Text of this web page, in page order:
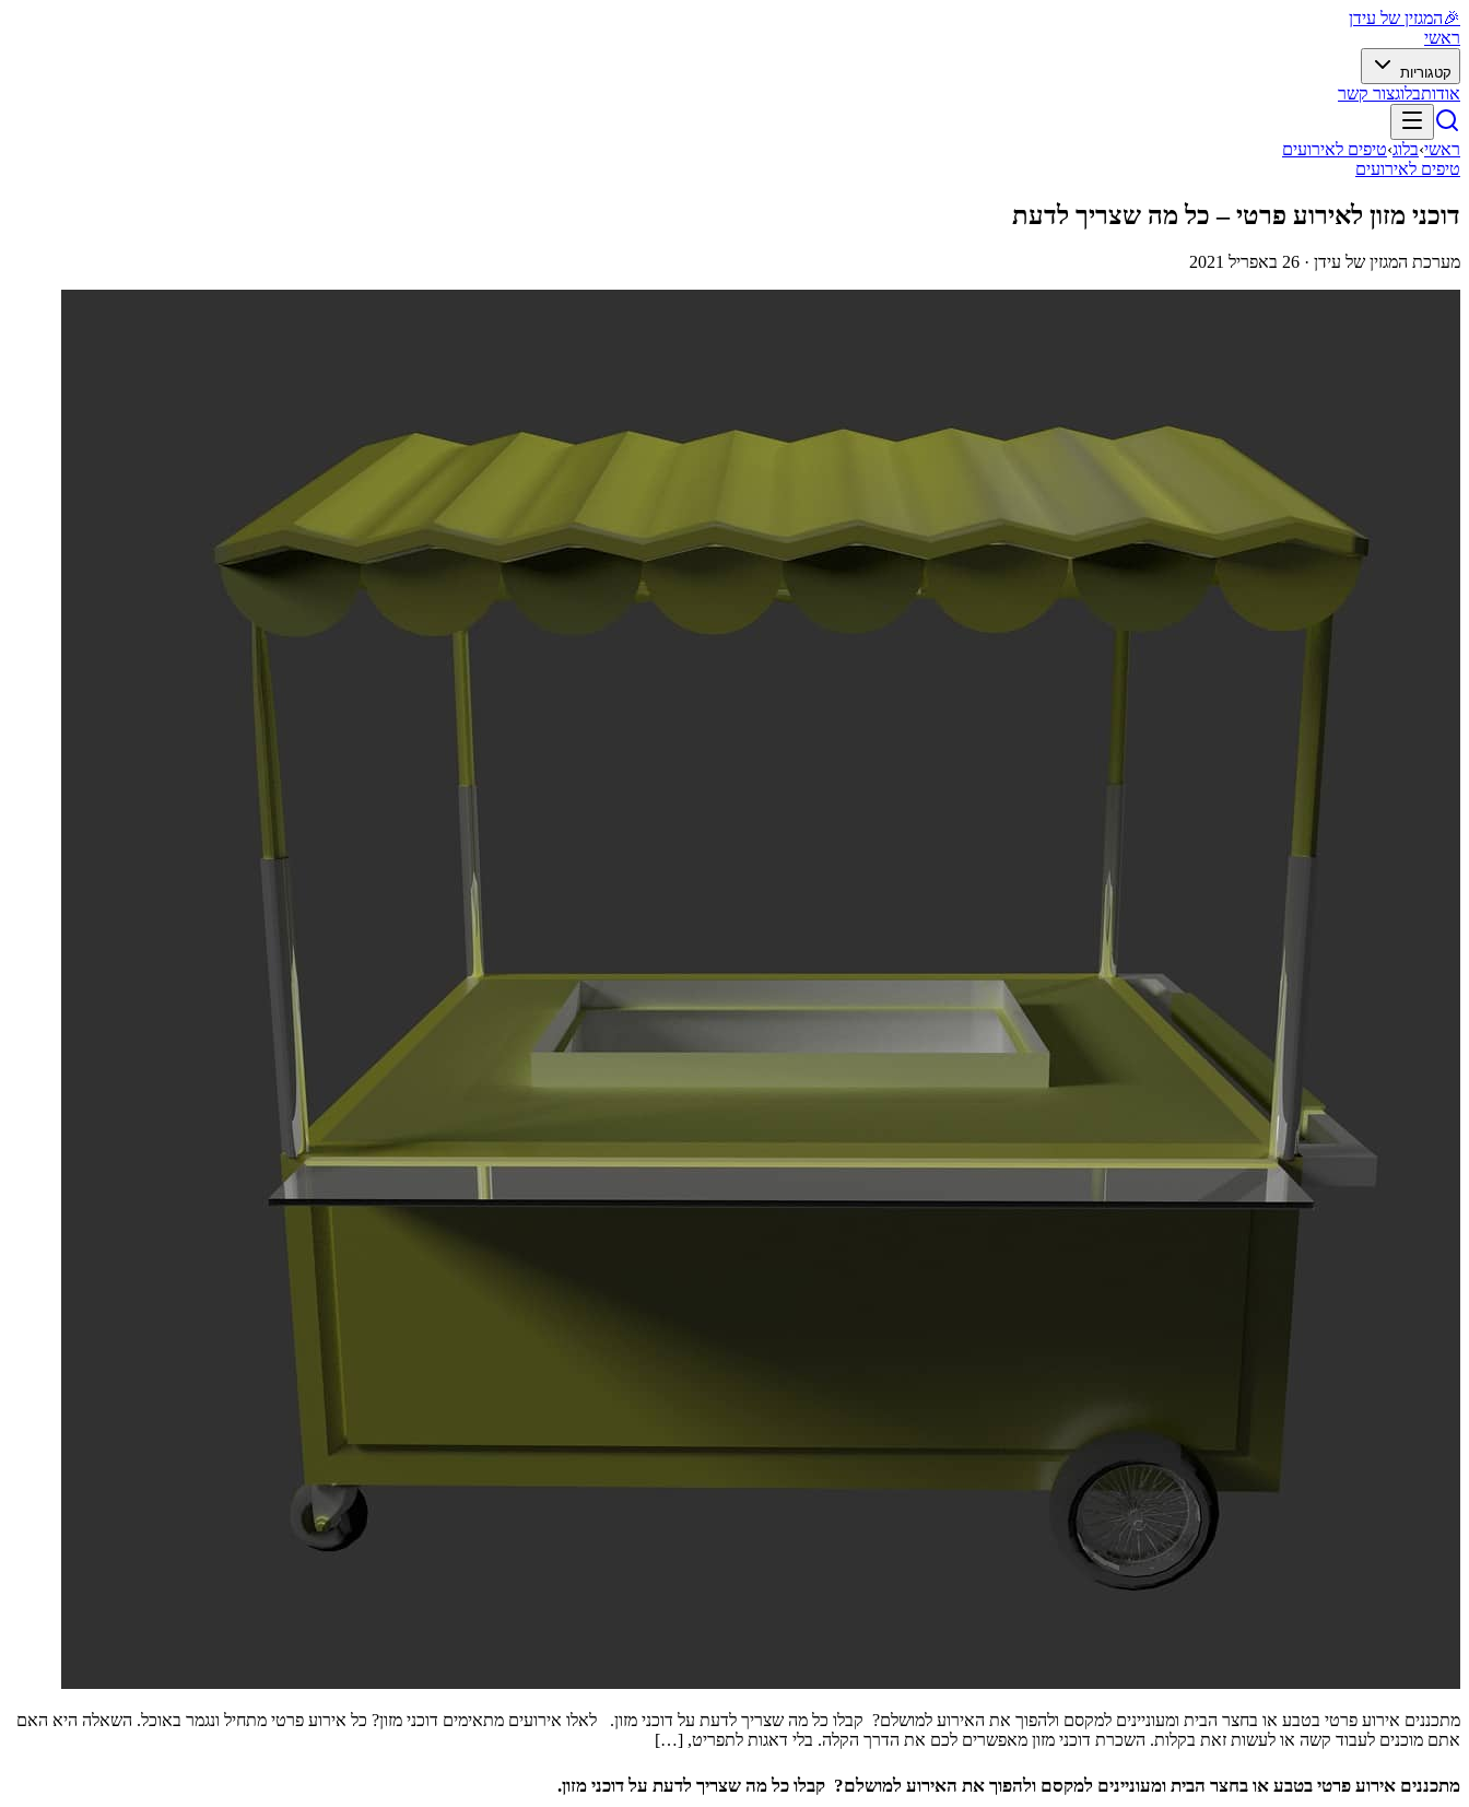
🎉המגזין של עידן
ראשי
קטגוריות
אודותבלוגצור קשר
ראשי›בלוג›טיפים לאירועים
טיפים לאירועים
דוכני מזון לאירוע פרטי – כל מה שצריך לדעת
מערכת המגזין של עידן · 26 באפריל 2021
מתכננים אירוע פרטי בטבע או בחצר הבית ומעוניינים למקסם ולהפוך את האירוע למושלם? קבלו כל מה שצריך לדעת על דוכני מזון. לאלו אירועים מתאימים דוכני מזון? כל אירוע פרטי מתחיל ונגמר באוכל. השאלה היא האם
אתם מוכנים לעבוד קשה או לעשות זאת בקלות. השכרת דוכני מזון מאפשרים לכם את הדרך הקלה. בלי דאגות לתפריט, […]
מתכננים אירוע פרטי בטבע או בחצר הבית ומעוניינים למקסם ולהפוך את האירוע למושלם? קבלו כל מה שצריך לדעת על דוכני מזון.